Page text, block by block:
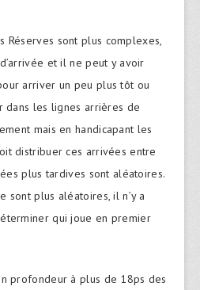
Réserves sont plus complexes,
et il ne peut y avoir
arriver un peu plus tôt ou
dans les lignes arrières de
mais en handicapant les
distribuer ces arrivées entre
plus tardives sont aléatoires.
sont plus aléatoires, il n’y a
qui joue en premier
profondeur à plus de 18ps des